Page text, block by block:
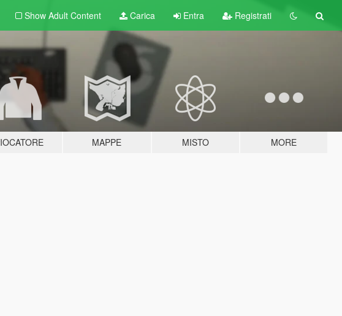
Show Adult Content Carica Entra Registrati
MAPPE MISTO MORE